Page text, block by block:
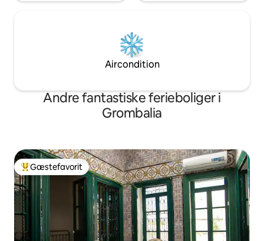
Aircondition
Andre fantastiske ferieboliger i
Grombalia
Bedste gæstefavorit
Gæstefavorit